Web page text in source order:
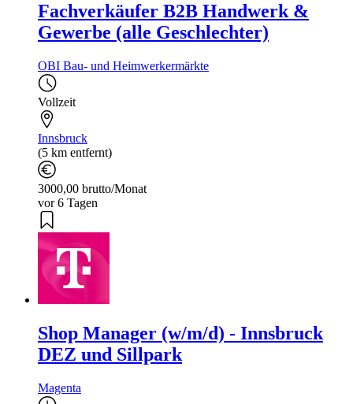
Fachverkäufer B2B Handwerk &
Gewerbe (alle Geschlechter)
OBI Bau- und Heimwerkermärkte
Vollzeit
Innsbruck
(5 km entfernt)
3000,00 brutto/Monat
vor 6 Tagen
Shop Manager (w/m/d) - Innsbruck
DEZ und Sillpark
Magenta